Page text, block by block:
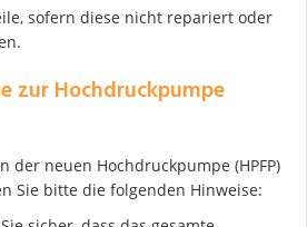
sofern diese nicht repariert oder
zur Hochdruckpumpe
der neuen Hochdruckpumpe (HPFP)
Sie bitte die folgenden Hinweise: